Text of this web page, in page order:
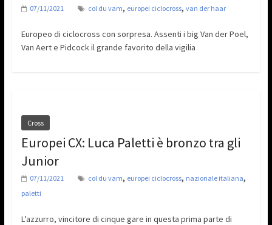
07/11/2021 col du vam, europei ciclocross, van der haar
Europeo di ciclocross con sorpresa. Assenti i big Van der Poel,
Van Aert e Pidcock il grande favorito della vigilia
Cross
Europei CX: Luca Paletti è bronzo tra gli
Junior
07/11/2021 col du vam, europei ciclocross, nazionale italiana,
paletti
L’azzurro, vincitore di cinque gare in questa prima parte di